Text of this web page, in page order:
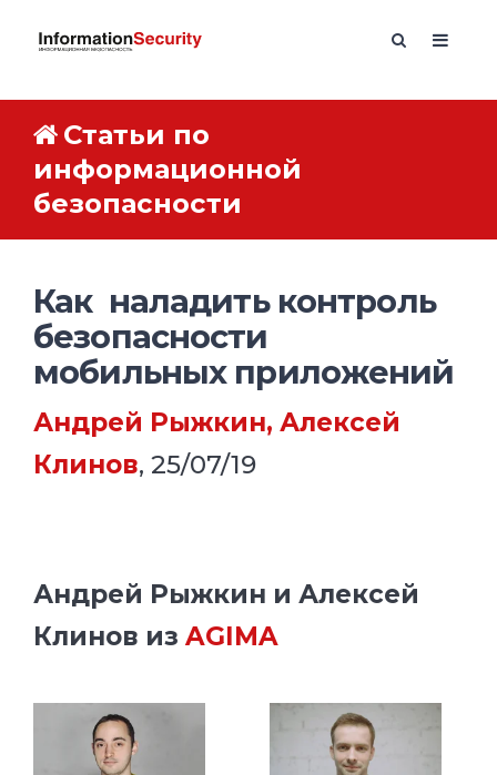
Статьи по
информационной
безопасности
Как наладить контроль
безопасности
мобильных приложений
Андрей Рыжкин, Алексей
Клинов, 25/07/19
Андрей Рыжкин и Алексей
Клинов из AGIMA